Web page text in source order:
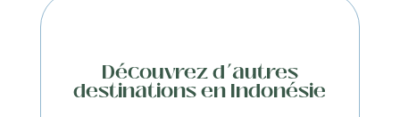
Découvrez d’autres
destinations en Indonésie